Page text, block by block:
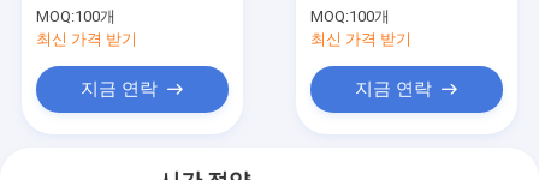
MOQ:100개
최신 가격 받기
지금 연락
MOQ:100개
최신 가격 받기
지금 연락